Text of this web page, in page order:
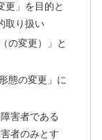
更」を目的と
取り扱い
の変更）」と
態の変更」に
害者である
者のみとす